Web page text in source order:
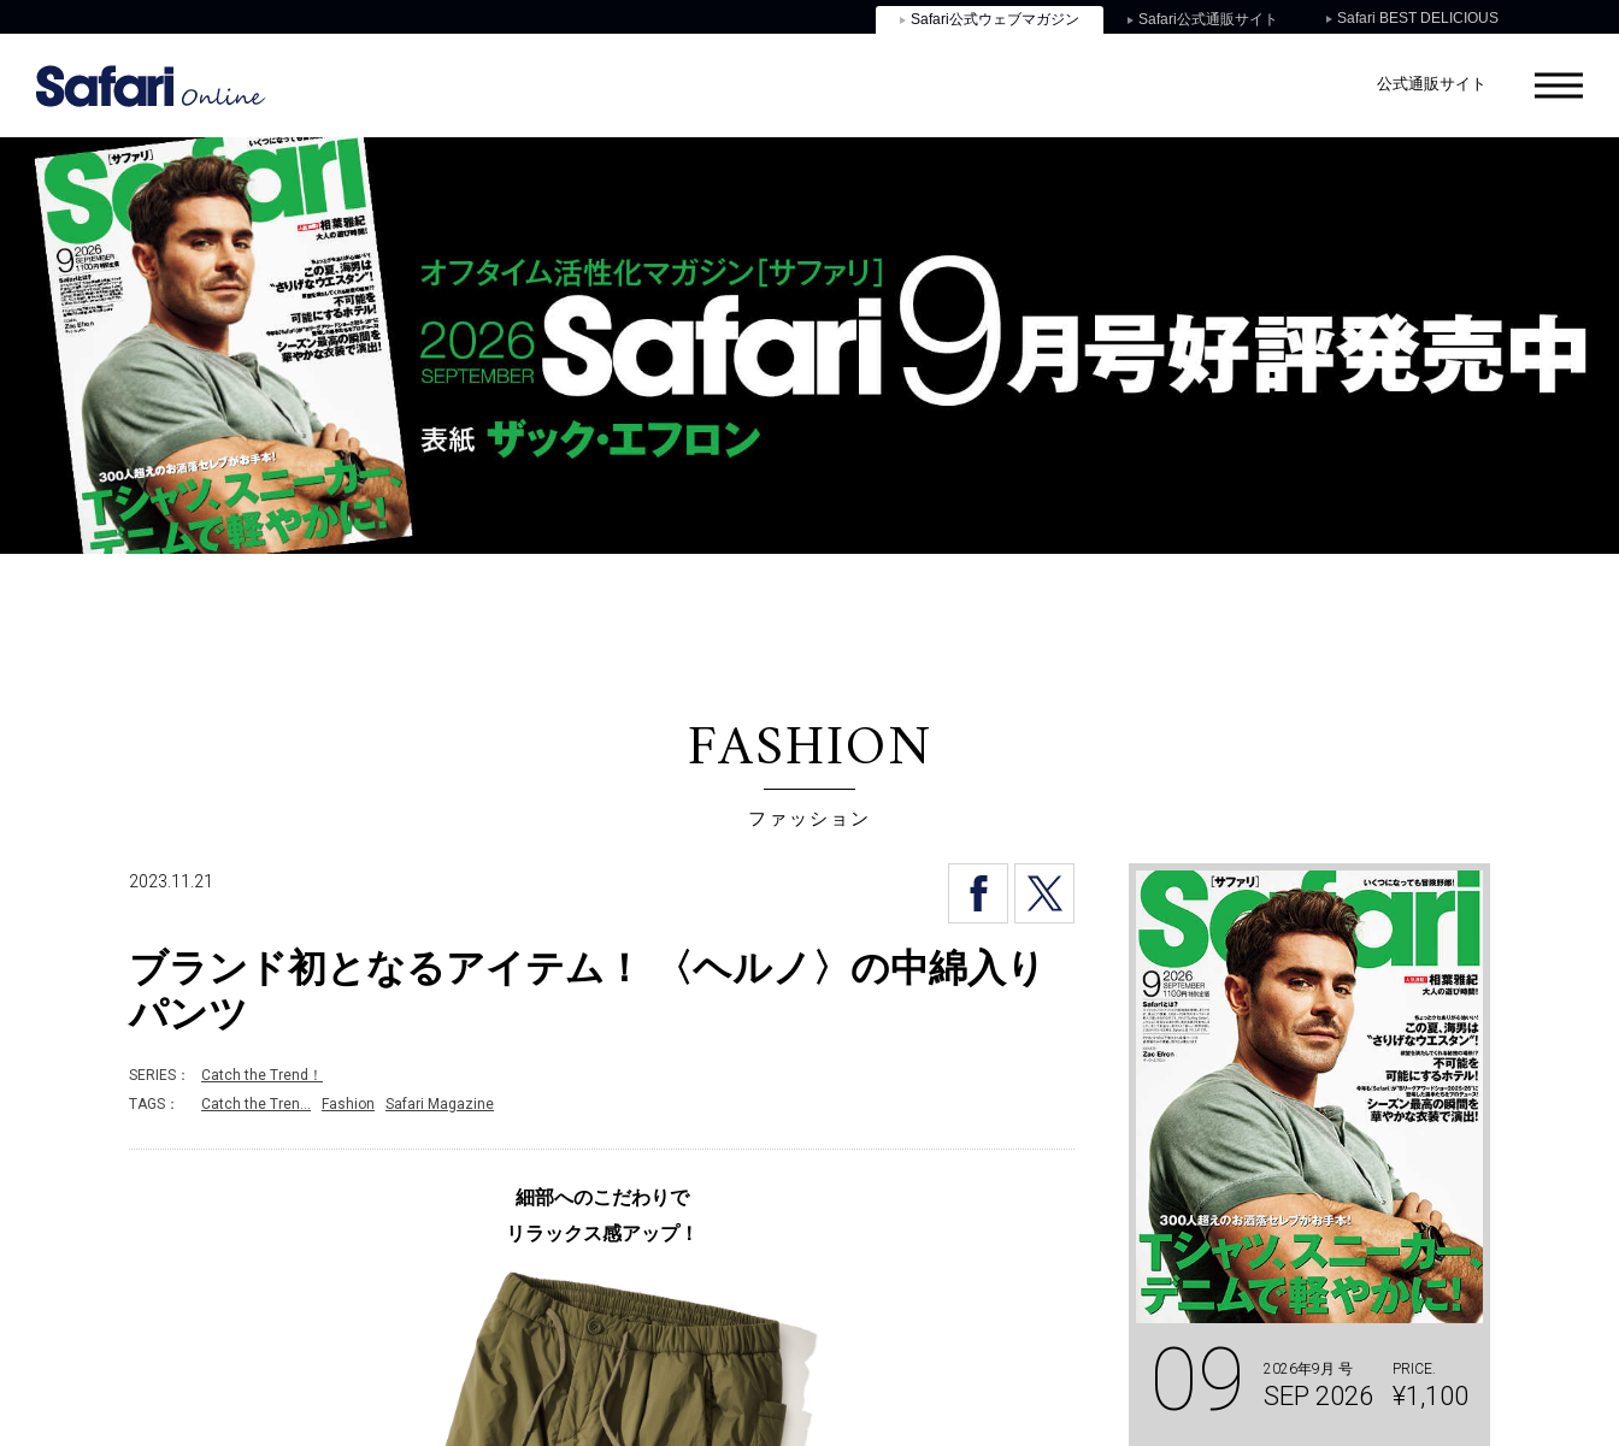
Safari公式ウェブマガジン Safari公式通販サイト Safari BEST DELICIOUS
公式通販サイト
FASHION
ファッション
2023.11.21
ブランド初となるアイテム！ 〈ヘルノ〉の中綿入り
パンツ
SERIES：
Catch the Trend！
TAGS：
Catch the Tren… Fashion Safari Magazine
細部へのこだわりで
リラックス感アップ！
09 2026年9月 号
SEP 2026
PRICE.
¥1,100